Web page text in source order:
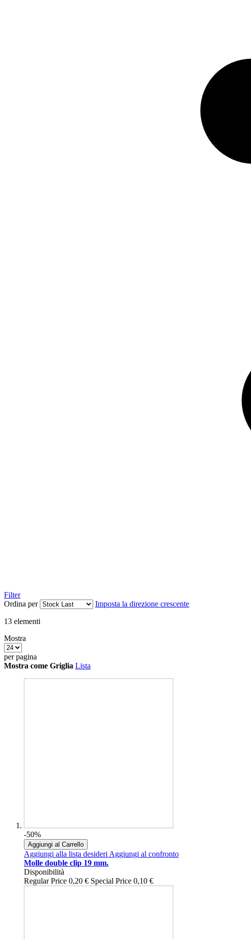
Filter
Ordina per
Imposta la direzione crescente
13 elementi
Mostra
per pagina
Mostra come Griglia Lista
-50%
Aggiungi al Carrello
Aggiungi alla lista desideriAggiungi al confronto
Molle double clip 19 mm.
Disponibilità
Regular Price 0,20 € Special Price 0,10 €